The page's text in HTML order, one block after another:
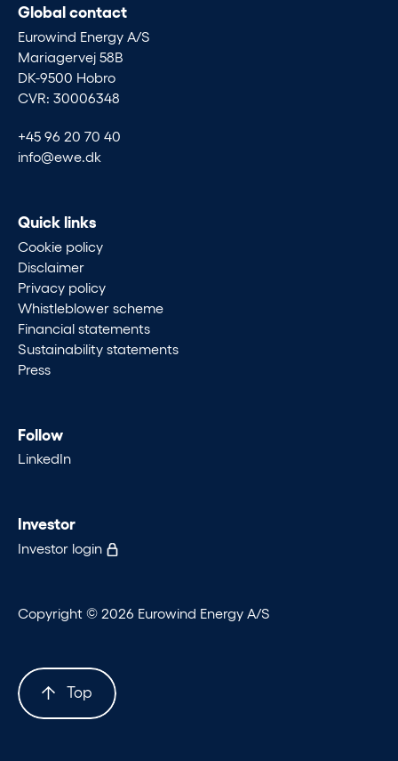
Global contact
Eurowind Energy A/S
Mariagervej 58B
DK-9500 Hobro
CVR: 30006348
+45 96 20 70 40
info@ewe.dk
Quick links
Cookie policy
Disclaimer
Privacy policy
Whistleblower scheme
Financial statements
Sustainability statements
Press
Follow
LinkedIn
Investor
Investor login
Copyright © 2026 Eurowind Energy A/S
Top